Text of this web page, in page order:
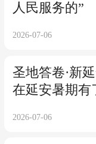
人民服务的”
2026-07-06
圣地答卷·新
在延安暑期有
2026-07-06